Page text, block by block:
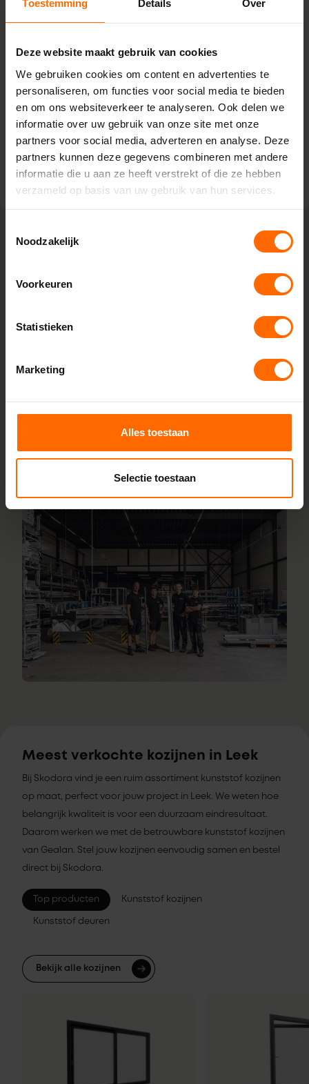
Toestemming Details Over
Deze website maakt gebruik van cookies
We gebruiken cookies om content en advertenties te
personaliseren, om functies voor social media te bieden
en om ons websiteverkeer te analyseren. Ook delen we
informatie over uw gebruik van onze site met onze
partners voor social media, adverteren en analyse. Deze
partners kunnen deze gegevens combineren met andere
informatie die u aan ze heeft verstrekt of die ze hebben
verzameld op basis van uw gebruik van hun services.
Noodzakelijk
Voorkeuren
Statistieken
Marketing
Alles toestaan
Selectie toestaan
Oosterwolde – Bouwcenter
Concordia
Venekoterweg 19,
oosterwolde@skodora.nl
Selecteren als mijn vestiging
Bekijk vestiging info
fabriek
Skodora maakt kunststof kozijnen bestellen eenvoudig.
Heerenveen en Meppel, houden we de lijnen kort en de
tussenhandel. Configureer jouw kozijnen online en wij
vestigingen in de buurt van Leek. Heb je hulp nodig bij
Lees meer over onze fabriek
Meest verkochte kozijnen in Leek
Bij Skodora vind je een ruim assortiment kunststof kozijnen
op maat, perfect voor jouw project in Leek. We weten hoe
belangrijk kwaliteit is voor een duurzaam eindresultaat.
Daarom werken we met de betrouwbare kunststof kozijnen
van Gealan. Stel jouw kozijnen eenvoudig samen en bestel
direct bij Skodora.
Top producten Kunststof kozijnen
Kunststof deuren
Bekijk alle kozijnen